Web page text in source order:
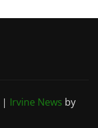
| Irvine News by